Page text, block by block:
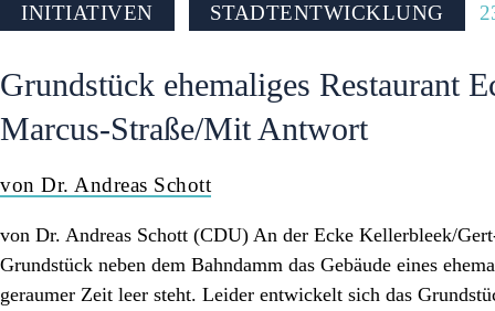
INITIATIVEN STADTENTWICKLUNG
Grundstück ehemaliges Restaurant
Marcus-Straße/Mit Antwort
von Dr. Andreas Schott
von Dr. Andreas Schott (CDU) An der Ecke Kellerbleek/
Grundstück neben dem Bahndamm das Gebäude eines
geraumer Zeit leer steht. Leider entwickelt sich das